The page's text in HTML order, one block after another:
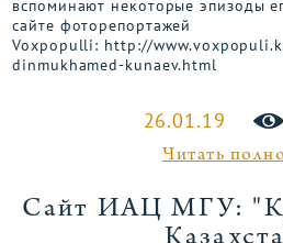
вспоминают некоторые эпизоды
сайте фоторепортажей
Voxpopulli: http://
dinmukhamed-kunaev.html
26.01.19
Читать
Сайт ИАЦ МГУ: